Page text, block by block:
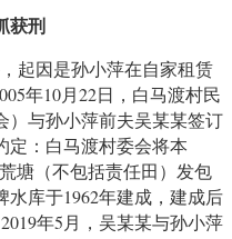
获刑
起因是孙小萍在自家租赁
年10月22日，白马渡村民
）与孙小萍前夫吴某某签订
定：白马渡村委会将本
塘（不包括责任田）发包
库于1962年建成，建成后
年5月，吴某某与孙小萍